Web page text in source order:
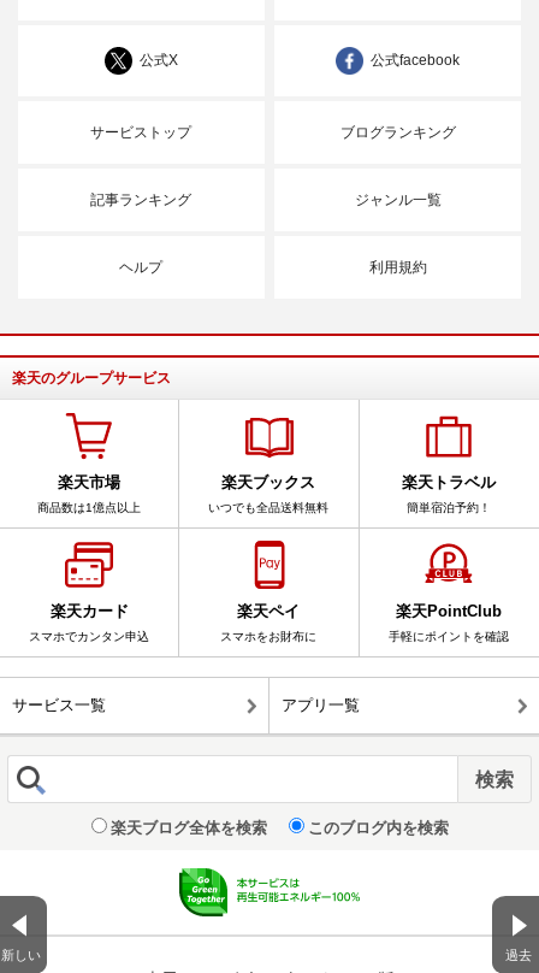
新しい 過去
公式X 公式facebook
サービストップ ブログランキング
記事ランキング ジャンル一覧
ヘルプ 利用規約
楽天のグループサービス
楽天市場
商品数は1億点以上
楽天ブックス
いつでも全品送料無料
楽天トラベル
簡単宿泊予約！
楽天カード
スマホでカンタン申込
楽天ペイ
スマホをお財布に
楽天PointClub
手軽にポイントを確認
サービス一覧 アプリ一覧
楽天ブログ全体を検索 このブログ内を検索